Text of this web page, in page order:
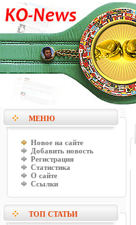
МЕНЮ
Новое на сайте
Добавить новость
Регистрация
Статистика
О сайте
Ссылки
ТОП СТАТЬИ